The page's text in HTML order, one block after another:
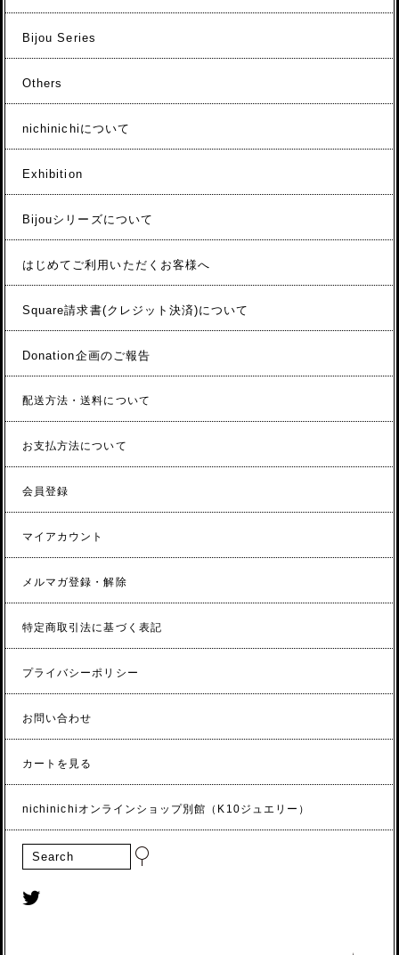
Bijou Series
Others
nichinichiについて
Exhibition
Bijouシリーズについて
はじめてご利用いただくお客様へ
Square請求書(クレジット決済)について
Donation企画のご報告
配送方法・送料について
お支払方法について
会員登録
マイアカウント
メルマガ登録・解除
特定商取引法に基づく表記
プライバシーポリシー
お問い合わせ
カートを見る
nichinichiオンラインショップ別館（K10ジュエリー）